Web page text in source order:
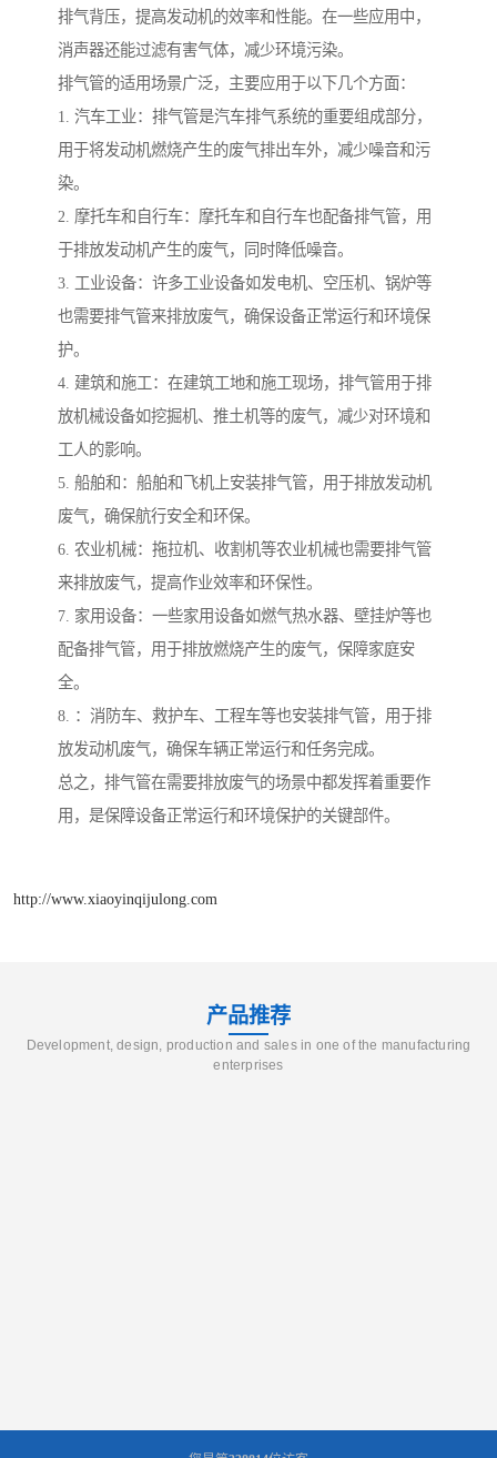
排气背压，提高发动机的效率和性能。在一些应用中，
消声器还能过滤有害气体，减少环境污染。
排气管的适用场景广泛，主要应用于以下几个方面：
1. 汽车工业：排气管是汽车排气系统的重要组成部分，
用于将发动机燃烧产生的废气排出车外，减少噪音和污
染。
2. 摩托车和自行车：摩托车和自行车也配备排气管，用
于排放发动机产生的废气，同时降低噪音。
3. 工业设备：许多工业设备如发电机、空压机、锅炉等
也需要排气管来排放废气，确保设备正常运行和环境保
护。
4. 建筑和施工：在建筑工地和施工现场，排气管用于排
放机械设备如挖掘机、推土机等的废气，减少对环境和
工人的影响。
5. 船舶和：船舶和飞机上安装排气管，用于排放发动机
废气，确保航行安全和环保。
6. 农业机械：拖拉机、收割机等农业机械也需要排气管
来排放废气，提高作业效率和环保性。
7. 家用设备：一些家用设备如燃气热水器、壁挂炉等也
配备排气管，用于排放燃烧产生的废气，保障家庭安
全。
8. ：消防车、救护车、工程车等也安装排气管，用于排
放发动机废气，确保车辆正常运行和任务完成。
总之，排气管在需要排放废气的场景中都发挥着重要作
用，是保障设备正常运行和环境保护的关键部件。
http://www.xiaoyinqijulong.com
产品推荐
Development, design, production and sales in one of the manufacturing
enterprises